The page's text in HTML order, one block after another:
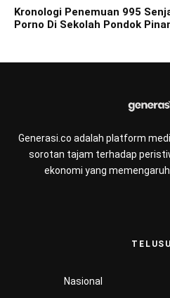
Kronologi Penemuan 995
Porno Di Sekolah Pondok
Generasi.co adalah platform
sorotan tajam terhadap
ekonomi yang
Nasional